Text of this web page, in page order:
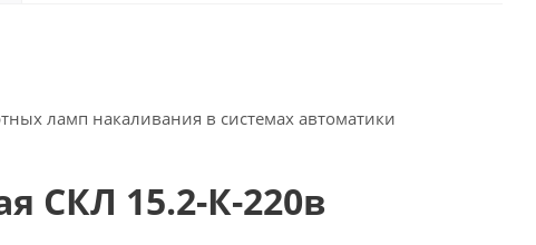
ламп накаливания в системах автоматики
СКЛ 15.2-К-220в